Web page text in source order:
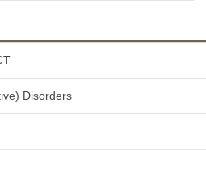
Disorders